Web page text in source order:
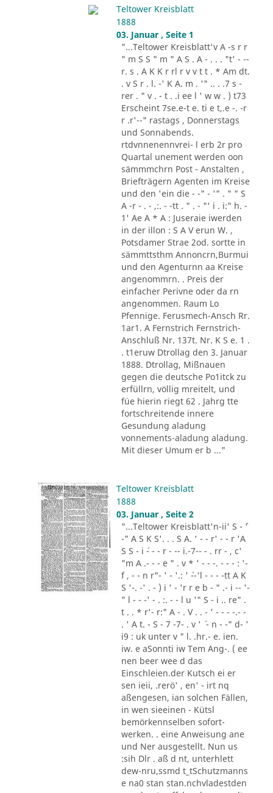
Teltower Kreisblatt
1888
03. Januar , Seite 1
"...Teltower Kreisblatt'v A -s r r
" m S S " m " A S . A - . . . "t' - --
r. s . A K K r rl r v v t t . * Am dt.
. v S r . l. -' K A. m . '" .. . .7 s -
rer . " v . - t . .i ee l ' w w . ) t73
Erscheint 7se.e-t e. ti e t,.e -. -r
r .r'--" rastags , Donnerstags
und Sonnabends.
rtdvnnenennvrei- l erb 2r pro
Quartal unement werden oon
sämmmchrn Post - Anstalten ,
Briefträgern Agenten im Kreise
und den 'ein die - -" - '" . " " S
A -r - . - ,:. - -tt . " . - "' i . i:" h. -
1' Ae A * A : Juseraie iwerden
in der illon : S A V erun W. ,
Potsdamer Strae 2od. sortte in
sämmttsthm Annoncrn,Burmui
und den Agenturnn aa Kreise
angenommrn. . Preis der
einfacher Perivne oder da rn
angenommen. Raum Lo
Pfennige. Ferusmech-Ansch Rr.
1ar1. A Fernstrich Fernstrich-
Anschluß Nr. 137t. Nr. K S e. 1 .
. t1eruw Dtrollag den 3. Januar
1888. Dtrollag, Mißnauen
gegen die deutsche Po1itck zu
erfüllrn, völlig mreitelt, und
füe hierin riegt 62 . Jahrg tte
fortschreitende innere
Gesundung aladung
vonnements-aladung aladung.
Mit dieser Umum er b ..."
Teltower Kreisblatt
1888
03. Januar , Seite 2
"...Teltower Kreisblatt'n-ii' S - ´'
-" A S K S'. . . S A. ' - - r' - - r 'A
S S - i ´- - - r - -- i.-7-- - . rr - , c'
"m A .- - - e " . v * ' - - -. - - - : '-
f , - - n r"- ' - '.: ' ´--'l - - - -tt A K
S '-. -' . - ) i ' - 'r r e b - " .- i -- '-
" l - - -' - . :. - - l u '" S - i .. re" .
t . . * r'- r:" A - . V . . - ' - - - -.- -
. ' A t. - S - 7 -7- . v ' ´ - n - -" d- '
i9 : uk unter v " l. .hr.- e. ien.
iw. e aSonnti iw Tem Ang-. ( ee
nen beer wee d das
Einschleien.der Kutsch ei er
sen ieii, .rerö' , en' - irt nq
aßengesen, ian solchen Fällen,
in wen sieeinen - Kütsl
bemörkennselben sofort-
werken. . eine Anweisung ane
und Ner ausgestellt. Nun us
:sih Dlr . aß d nt, unterhlett
dew-nru,ssmd t_tSchutzmanns
e na0 stan stan.nchvladestden